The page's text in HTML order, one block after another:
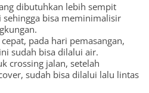
dibutuhkan lebih sempit
bisa meminimalisir
pada hari pemasangan,
sudah bisa dilalui air.
crossing jalan, setelah
sudah bisa dilalui lalu lintas